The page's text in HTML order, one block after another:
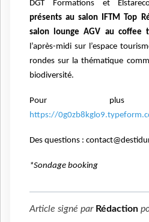
DGT Formations et
présents au salon IFTM Top
salon lounge AGV au coffee
l’après-midi sur l’espace
rondes sur la thématique
biodiversité.
Pour plus
https://
Des questions :
*Sondage booking
Article signé par Rédaction